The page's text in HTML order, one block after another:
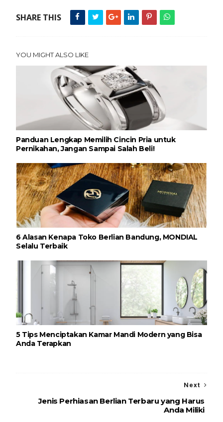
SHARE THIS
YOU MIGHT ALSO LIKE
Panduan Lengkap Memilih Cincin Pria untuk
Pernikahan, Jangan Sampai Salah Beli!
6 Alasan Kenapa Toko Berlian Bandung, MONDIAL
Selalu Terbaik
5 Tips Menciptakan Kamar Mandi Modern yang Bisa
Anda Terapkan
Next
Jenis Perhiasan Berlian Terbaru yang Harus
Anda Miliki